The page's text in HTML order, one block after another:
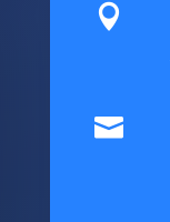

